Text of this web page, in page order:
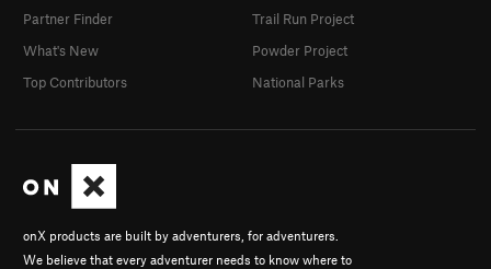
onX products are built by adventurers, for adventurers.
We believe that every adventurer needs to know where to
Partner Finder
What's New
Top Contributors
Trail Run Project
Powder Project
National Parks